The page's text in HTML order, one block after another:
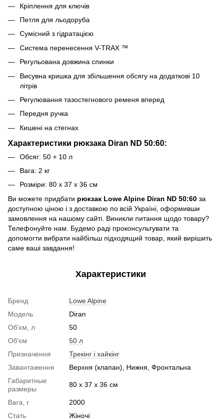
Кріплення для ключів
Петля для льодоруба
Сумісний з гідратацією
Система перенесення V-TRAX ™
Регульована довжина спинки
Висувна кришка для збільшення обсягу на додаткові 10
літрів
Регулювання тазостегнового ременя вперед
Передня ручка
Кишені на стегнах
Характеристики рюкзака Diran ND 50:60:
Обсяг: 50 + 10 л
Вага: 2 кг
Розміри: 80 х 37 х 36 см
Ви можете придбати рюкзак Lowe Alpine Diran ND 50:60 за
доступною ціною і з доставкою по всій Україні, оформивши
замовлення на нашому сайті. Виникли питання щодо товару?
Телефонуйте нам. Будемо раді проконсультувати та
допомогти вибрати найбільш підходящий товар, який вирішить
саме ваші завдання!
Характеристики
Бренд
Lowe Alpine
Модель
Diran
Об'єм, л
50
Об'єм
50 л
Призначення
Трекінг і хайкінг
Завантаження
Верхня (клапан), Нижня, Фронтальна
Габаритные
размеры
80 х 37 х 36 см
Вага, г
2000
Стать
Жіночі